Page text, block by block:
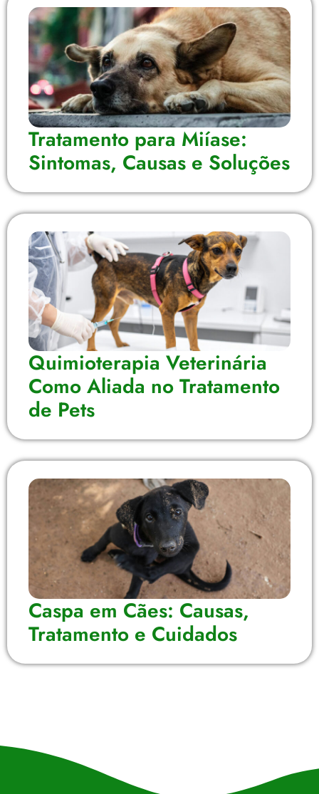
Tratamento para Miíase:
Sintomas, Causas e Soluções
Quimioterapia Veterinária
Como Aliada no Tratamento
de Pets
Caspa em Cães: Causas,
Tratamento e Cuidados